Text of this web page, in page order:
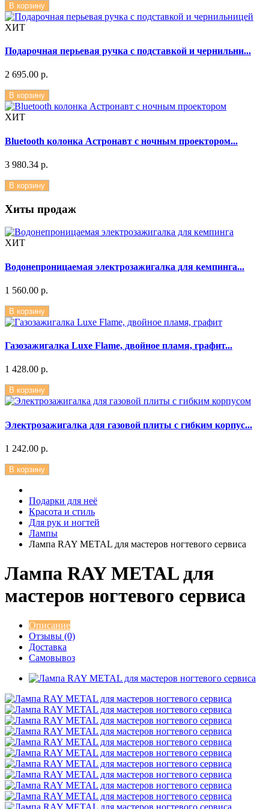
В корзину
ХИТ
Подарочная перьевая ручка с подставкой и чернильни...
2 695.00 р.
В корзину
ХИТ
Bluetooth колонка Астронавт с ночным проектором...
3 980.34 р.
В корзину
Хиты продаж
ХИТ
Водонепроницаемая электрозажигалка для кемпинга...
1 560.00 р.
В корзину
Газозажигалка Luxe Flame, двойное пламя, графит...
1 428.00 р.
В корзину
Электрозажигалка для газовой плиты с гибким корпус...
1 242.00 р.
В корзину
Подарки для неё
Красота и стиль
Для рук и ногтей
Лампы
Лампа RAY METAL для мастеров ногтевого сервиса
Лампа RAY METAL для
мастеров ногтевого сервиса
Описание
Отзывы (0)
Доставка
Самовывоз